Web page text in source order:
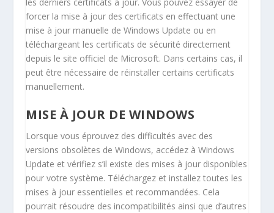
forcer la mise à jour des certificats en effectuant une
mise à jour manuelle de Windows Update ou en
téléchargeant les certificats de sécurité directement
depuis le site officiel de Microsoft. Dans certains cas, il
peut être nécessaire de réinstaller certains certificats
manuellement.
MISE À JOUR DE WINDOWS
Lorsque vous éprouvez des difficultés avec des
versions obsolètes de Windows, accédez à Windows
Update et vérifiez s’il existe des mises à jour disponibles
pour votre système. Téléchargez et installez toutes les
mises à jour essentielles et recommandées. Cela
pourrait résoudre des incompatibilités ainsi que d’autres